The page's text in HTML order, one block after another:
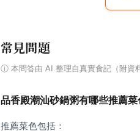
常見問題
ⓘ 本問答由 AI 整理自真實食記（附資
品香殿潮汕砂鍋粥有哪些推薦菜